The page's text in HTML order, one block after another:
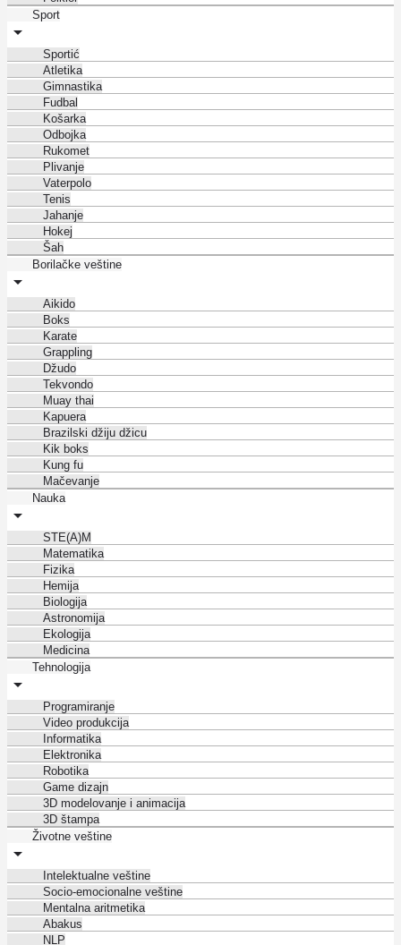
Sport
Sportić
Atletika
Gimnastika
Fudbal
Košarka
Odbojka
Rukomet
Plivanje
Vaterpolo
Tenis
Jahanje
Hokej
Šah
Borilačke veštine
Aikido
Boks
Karate
Grappling
Džudo
Tekvondo
Muay thai
Kapuera
Brazilski džiju džicu
Kik boks
Kung fu
Mačevanje
Nauka
STE(A)M
Matematika
Fizika
Hemija
Biologija
Astronomija
Ekologija
Medicina
Tehnologija
Programiranje
Video produkcija
Informatika
Elektronika
Robotika
Game dizajn
3D modelovanje i animacija
3D štampa
Životne veštine
Intelektualne veštine
Socio-emocionalne veštine
Mentalna aritmetika
Abakus
NLP